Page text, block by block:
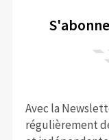
Avec la
régulièrement